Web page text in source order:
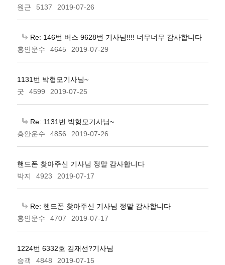
원근
5137 2019-07-26
Re: 146번 버스 9628번 기사님!!!! 너무너무 감사합니다
흥안운수
4645 2019-07-29
1131번 박형모기사님~
굿
4599 2019-07-25
Re: 1131번 박형모기사님~
흥안운수
4856 2019-07-26
핸드폰 찾아주신 기사님 정말 감사합니다
박지
4923 2019-07-17
Re: 핸드폰 찾아주신 기사님 정말 감사합니다
흥안운수
4707 2019-07-17
1224번 6332호 김재선?기사님
승객
4848 2019-07-15